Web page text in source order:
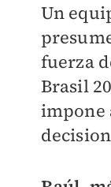
Un
fuerza
Brasil
impone